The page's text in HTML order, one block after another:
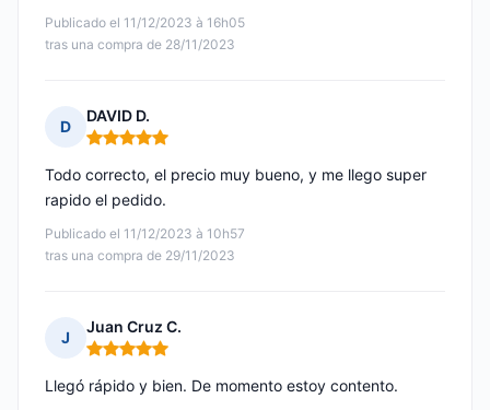
Publicado el 11/12/2023 à 16h05
tras una compra de 28/11/2023
D
DAVID D.
Nota: 5 de 5
Publicado el 11/12/2023 à 10h57
tras una compra de 29/11/2023
Todo correcto, el precio muy bueno, y me llego super
rapido el pedido.
J
Juan Cruz C.
Nota: 5 de 5
Llegó rápido y bien. De momento estoy contento.